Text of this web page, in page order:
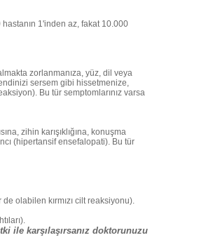
1'inden az, fakat 10.000
almakta zorlanmanıza, yüz, dil veya
sersem gibi hissetmenize,
Bu tür semptomlarınız varsa
zihin karışıklığına, konuşma
(hipertansif ensefalopati). Bu tür
olabilen kırmızı cilt reaksiyonu).
ile karşılaşırsanız doktorunuzu